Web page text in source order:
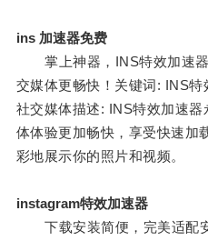
ins 加速器免费
掌上神器，INS特效加速器
交媒体更畅快！关键词: INS
社交媒体描述: INS特效加速
体体验更加畅快，享受快速加
彩地展示你的照片和视频。
instagram特效加速器
下载安装简便，完美适配安